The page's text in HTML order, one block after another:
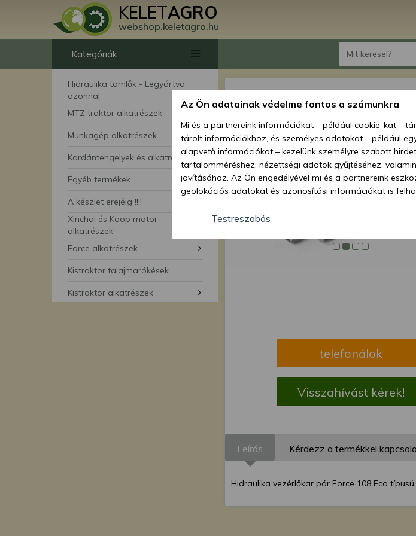
KELETAGRO
webshop.keletagro.hu
Kategóriák
Hidraulika tömlők - Legyártva
azonnal
MTZ traktor alkatrészek
Munkagép alkatrészek
Kardántengelyek és alkatrészei
Egyéb termékek
A készlet erejéig !!!!
Xinchai és Koop motor
alkatrészek
Force alkatrészek
Kistraktor talajmarókések
Kistraktor alkatrészek
telefonálok
Visszahívást kérek!
Leírás Kérdezz a termékkel
Hidraulika vezérlőkar pár Force 108 Eco
Az Ön adatainak védelme fontos a számunkra
Mi és a partnereink információkat – például cookie-kat –
tárolt információkhoz, és személyes adatokat – például
alapvető információkat – kezelünk személyre szabott
tartalomméréshez, nézettségi adatok gyűjtéséhez,
javításához. Az Ön engedélyével mi és a partnereink
geolokációs adatokat és azonosítási információkat is
hozzájárulhat ahhoz, hogy mi és a partnereink a fent
lehetőségként a hozzájárulás megadása vagy elutasítása
megváltoztathatja beállításait. Felhívjuk figyelmét, hogy
feltétlenül szükséges az Ön hozzájárulása, de jogában áll
beállításai csak erre a weboldalra érvényesek. Erre a
Testreszabás